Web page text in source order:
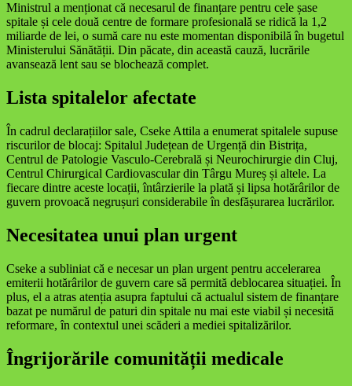
Ministrul a menționat că necesarul de finanțare pentru cele șase
spitale și cele două centre de formare profesională se ridică la 1,2
miliarde de lei, o sumă care nu este momentan disponibilă în bugetul
Ministerului Sănătății. Din păcate, din această cauză, lucrările
avansează lent sau se blochează complet.
Lista spitalelor afectate
În cadrul declarațiilor sale, Cseke Attila a enumerat spitalele supuse
riscurilor de blocaj: Spitalul Județean de Urgență din Bistrița,
Centrul de Patologie Vasculo-Cerebrală și Neurochirurgie din Cluj,
Centrul Chirurgical Cardiovascular din Târgu Mureș și altele. La
fiecare dintre aceste locații, întârzierile la plată și lipsa hotărârilor de
guvern provoacă negrușuri considerabile în desfășurarea lucrărilor.
Necesitatea unui plan urgent
Cseke a subliniat că e necesar un plan urgent pentru accelerarea
emiterii hotărârilor de guvern care să permită deblocarea situației. În
plus, el a atras atenția asupra faptului că actualul sistem de finanțare
bazat pe numărul de paturi din spitale nu mai este viabil și necesită
reformare, în contextul unei scăderi a mediei spitalizărilor.
Îngrijorările comunității medicale